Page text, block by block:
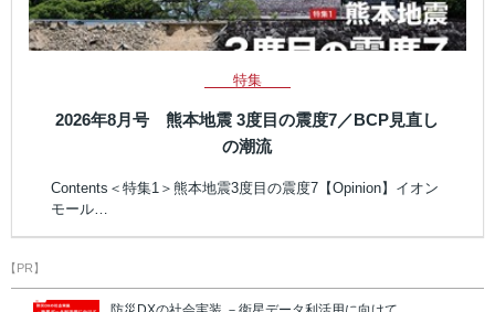
特集
2026年8月号 熊本地震 3度目の震度7／BCP見直し
の潮流
Contents＜特集1＞熊本地震3度目の震度7【Opinion】イオン
モール…
【PR】